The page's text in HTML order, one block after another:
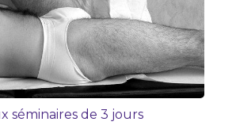
séminaires de 3 jours